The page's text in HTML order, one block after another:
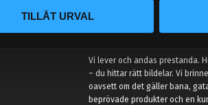
TILLÅT URVAL
Vi lever och andas prestanda.
– du hittar rätt bildelar. Vi
oavsett om det gäller bana,
beprövade produkter och en